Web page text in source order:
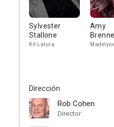
Sylvester
Stallone
Kit Latura
Amy
Dirección
Rob Cohen
Director